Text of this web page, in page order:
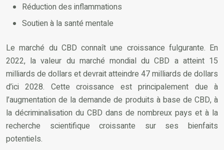
Réduction des inflammations
Soutien à la santé mentale
Le marché du CBD connaît une croissance fulgurante. En
2022, la valeur du marché mondial du CBD a atteint 15
milliards de dollars et devrait atteindre 47 milliards de dollars
d’ici 2028. Cette croissance est principalement due à
l’augmentation de la demande de produits à base de CBD, à
la décriminalisation du CBD dans de nombreux pays et à la
recherche scientifique croissante sur ses bienfaits
potentiels.